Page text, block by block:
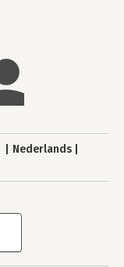
Nederlands